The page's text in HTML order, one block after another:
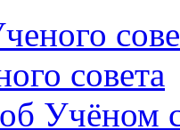
совета
Учёном